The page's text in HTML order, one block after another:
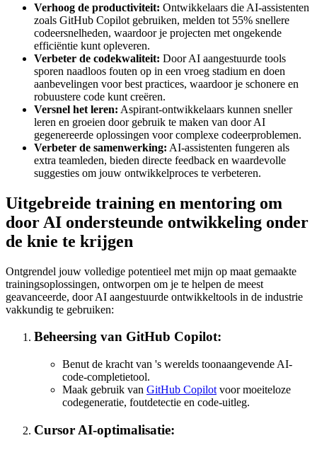
Verhoog de productiviteit: Ontwikkelaars die AI-assistenten
zoals GitHub Copilot gebruiken, melden tot 55% snellere
codeersnelheden, waardoor je projecten met ongekende
efficiëntie kunt opleveren.
Verbeter de codekwaliteit: Door AI aangestuurde tools
sporen naadloos fouten op in een vroeg stadium en doen
aanbevelingen voor best practices, waardoor je schonere en
robuustere code kunt creëren.
Versnel het leren: Aspirant-ontwikkelaars kunnen sneller
leren en groeien door gebruik te maken van door AI
gegenereerde oplossingen voor complexe codeerproblemen.
Verbeter de samenwerking: AI-assistenten fungeren als
extra teamleden, bieden directe feedback en waardevolle
suggesties om jouw ontwikkelproces te verbeteren.
Uitgebreide training en mentoring om
door AI ondersteunde ontwikkeling onder
de knie te krijgen
Ontgrendel jouw volledige potentieel met mijn op maat gemaakte
trainingsoplossingen, ontworpen om je te helpen de meest
geavanceerde, door AI aangestuurde ontwikkeltools in de industrie
vakkundig te gebruiken:
Beheersing van GitHub Copilot:
Benut de kracht van 's werelds toonaangevende AI-
code-completietool.
Maak gebruik van GitHub Copilot voor moeiteloze
codegeneratie, foutdetectie en code-uitleg.
Cursor AI-optimalisatie: